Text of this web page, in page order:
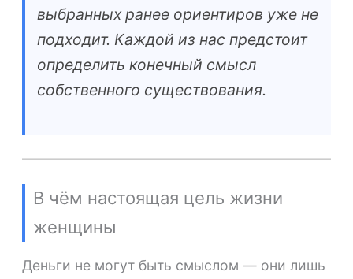
выбранных ранее ориентиров уже не
подходит. Каждой из нас предстоит
определить конечный смысл
собственного существования.
В чём настоящая цель жизни
женщины
Деньги не могут быть смыслом — они лишь